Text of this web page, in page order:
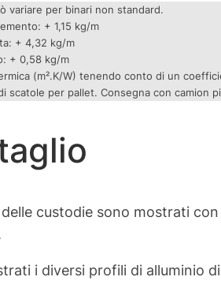
variare per binari non standard.
+ 1,15 kg/m
+ 4,32 kg/m
+ 0,58 kg/m
(m².K/W) tenendo conto di un
scatole per pallet. Consegna con camion
custodie sono mostrati
i diversi profili di alluminio